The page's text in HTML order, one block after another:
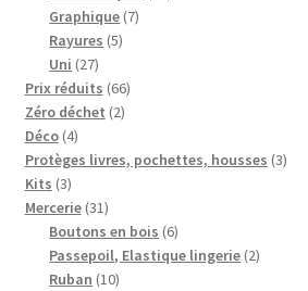
Graphique 77
Rayures 55
Uni 2727
produits
Prix réduits 6666
Zéro déchet 22
Déco 44
produits
Protèges livres, pochettes, housses 33
Kits 33
produits
Mercerie 3131
produits
Boutons en bois 66
produits
Passepoil, Elastique lingerie 22
Ruban 1010